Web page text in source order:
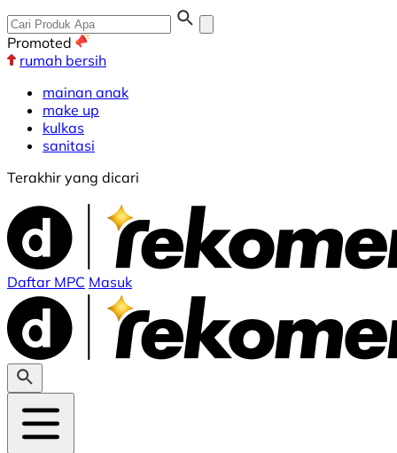
Promoted
rumah bersih
mainan anak
make up
kulkas
sanitasi
Terakhir yang dicari
Daftar MPC Masuk